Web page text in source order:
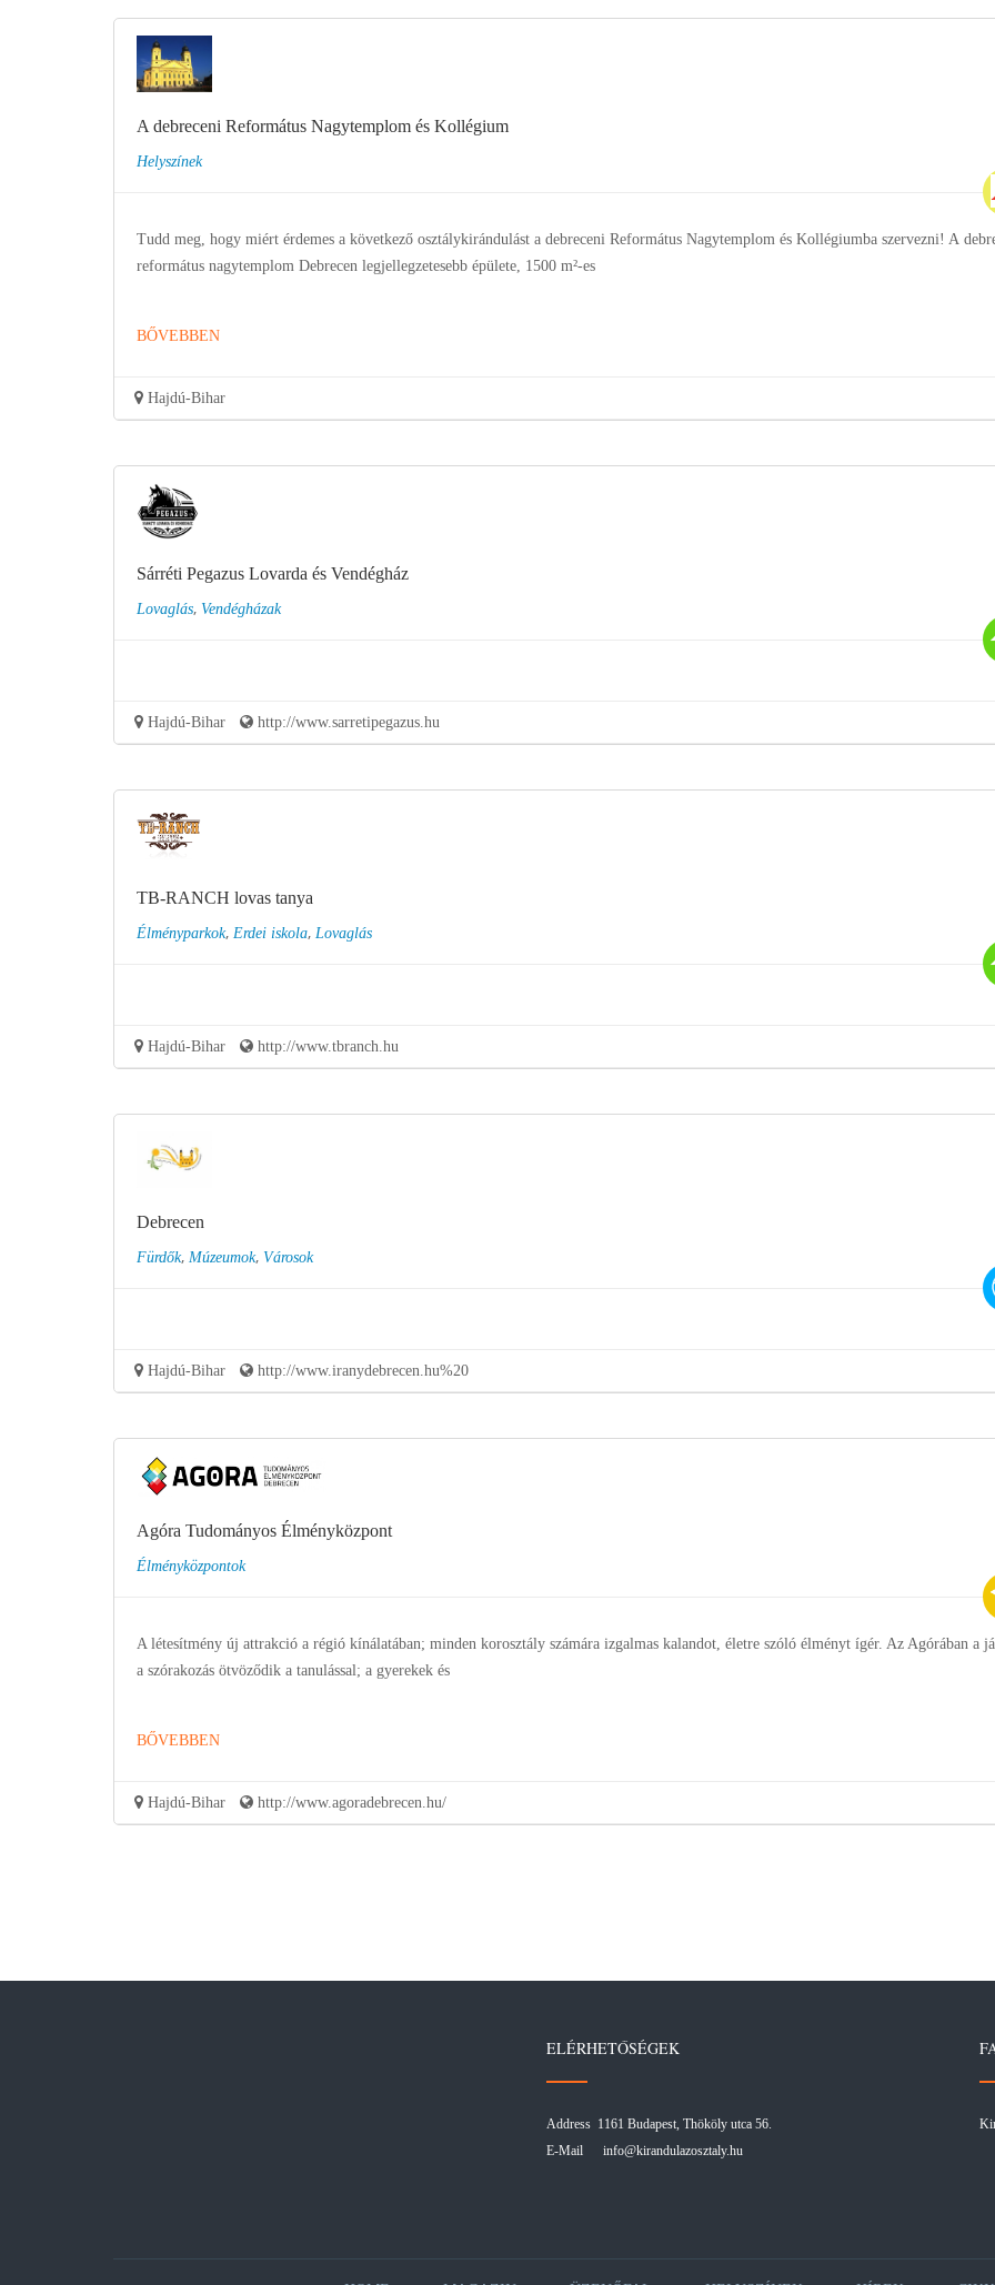
A debreceni Református Nagytemplom és Kollégium
Helyszínek
Tudd meg, hogy miért érdemes a következő osztálykirándulást a debreceni Református Nagytemplom és Kollégiumba szervezni! A
református nagytemplom Debrecen legjellegzetesebb épülete, 1500 m²-es
BŐVEBBEN
Hajdú-Bihar
Sárréti Pegazus Lovarda és Vendégház
Lovaglás, Vendégházak
Hajdú-Bihar http://www.sarretipegazus.hu
TB-RANCH lovas tanya
Élményparkok, Erdei iskola, Lovaglás
Hajdú-Bihar http://www.tbranch.hu
Debrecen
Fürdők, Múzeumok, Városok
Hajdú-Bihar http://www.iranydebrecen.hu%20
Agóra Tudományos Élményközpont
Élményközpontok
A létesítmény új attrakció a régió kínálatában; minden korosztály számára izgalmas kalandot, életre szóló élményt ígér. Az Agórában a
a szórakozás ötvöződik a tanulással; a gyerekek és
BŐVEBBEN
Hajdú-Bihar http://www.agoradebrecen.hu/
ELÉRHETŐSÉGEK
Address 1161 Budapest, Thököly utca 56.
E-Mail info@kirandulazosztaly.hu